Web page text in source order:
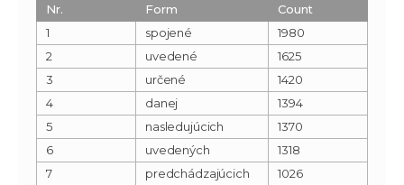
Nr. Form
Count
1
spojené
1980
2
uvedené
1625
3
určené
1420
4
danej
1394
5
nasledujúcich
1370
6
uvedených
1318
7
predchádzajúcich
1026